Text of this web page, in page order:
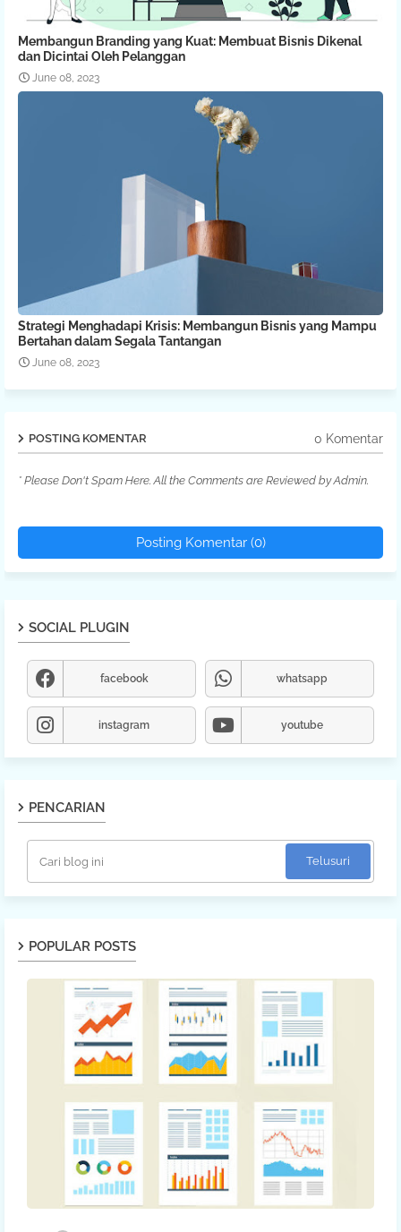
Membangun Branding yang Kuat: Membuat Bisnis Dikenal
dan Dicintai Oleh Pelanggan
June 08, 2023
Strategi Menghadapi Krisis: Membangun Bisnis yang Mampu
Bertahan dalam Segala Tantangan
June 08, 2023
POSTING KOMENTAR 0 Komentar
* Please Don't Spam Here. All the Comments are Reviewed by Admin.
Posting Komentar (0)
SOCIAL PLUGIN
facebook whatsapp
instagram youtube
PENCARIAN
POPULAR POSTS